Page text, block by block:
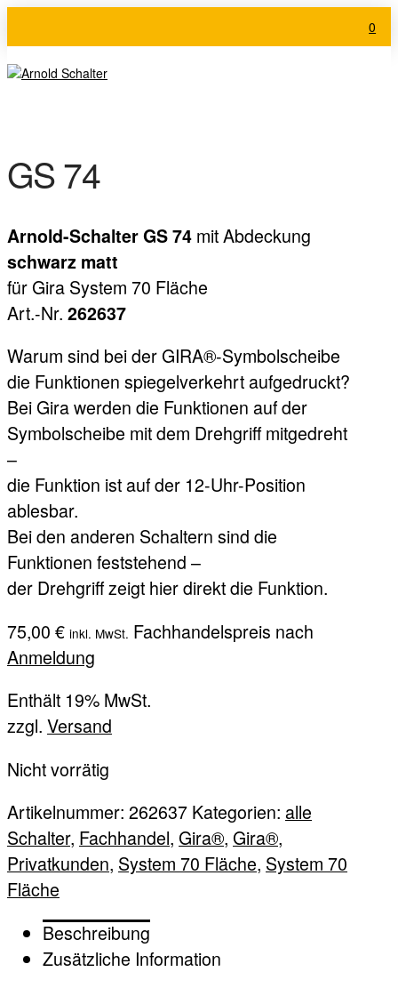
0
GS 74
Arnold-Schalter GS 74 mit Abdeckung
schwarz matt
für Gira System 70 Fläche
Art.-Nr. 262637
Warum sind bei der GIRA®-Symbolscheibe
die Funktionen spiegelverkehrt aufgedruckt?
Bei Gira werden die Funktionen auf der
Symbolscheibe mit dem Drehgriff mitgedreht
–
die Funktion ist auf der 12-Uhr-Position
ablesbar.
Bei den anderen Schaltern sind die
Funktionen feststehend –
der Drehgriff zeigt hier direkt die Funktion.
75,00 € inkl. MwSt. Fachhandelspreis nach
Anmeldung
Enthält 19% MwSt.
zzgl. Versand
Nicht vorrätig
Artikelnummer: 262637 Kategorien: alle
Schalter, Fachhandel, Gira®, Gira®,
Privatkunden, System 70 Fläche, System 70
Fläche
Beschreibung
Zusätzliche Information